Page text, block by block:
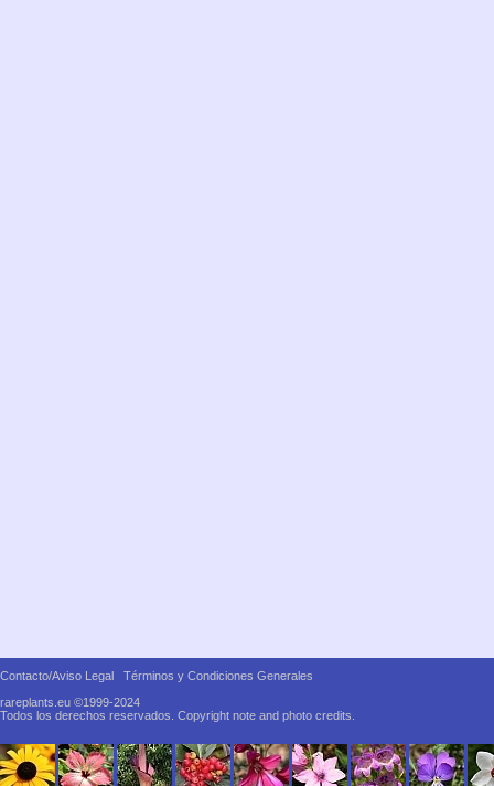
Contacto/Aviso Legal
Términos y Condiciones Generales
rareplants.eu ©1999-2024
Todos los derechos reservados. Copyright note and photo credits.